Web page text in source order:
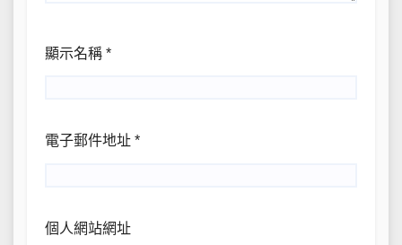
顯示名稱 *
電子郵件地址 *
個人網站網址